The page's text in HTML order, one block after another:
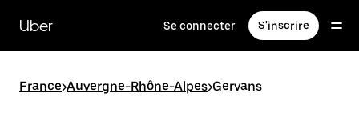
contenu
principal
Uber Se connecter S'inscrire
France>Auvergne-Rhône-Alpes>Gervans